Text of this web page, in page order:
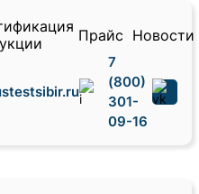
Прайс Новости
7
(800)
301-
09-16